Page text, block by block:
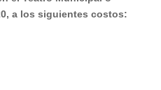
a los siguientes costos: